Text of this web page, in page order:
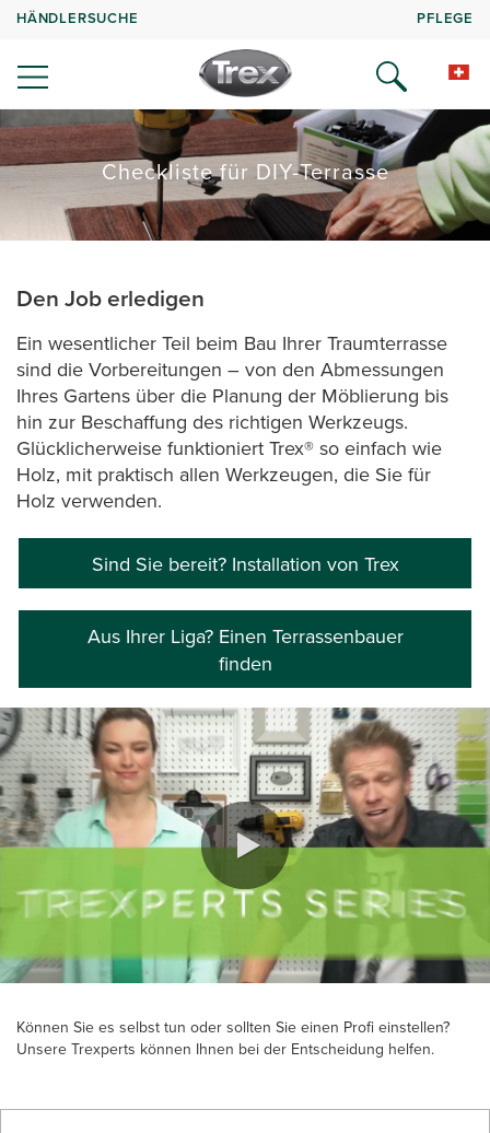
HÄNDLERSUCHE PFLEGE
Checkliste für DIY-Terrasse
Den Job erledigen
Ein wesentlicher Teil beim Bau Ihrer Traumterrasse
sind die Vorbereitungen – von den Abmessungen
Ihres Gartens über die Planung der Möblierung bis
hin zur Beschaffung des richtigen Werkzeugs.
Glücklicherweise funktioniert Trex® so einfach wie
Holz, mit praktisch allen Werkzeugen, die Sie für
Holz verwenden.
Sind Sie bereit? Installation von Trex
Aus Ihrer Liga? Einen Terrassenbauer
finden
0:00 / 1:15
Können Sie es selbst tun oder sollten Sie einen Profi einstellen?
Unsere Trexperts können Ihnen bei der Entscheidung helfen.